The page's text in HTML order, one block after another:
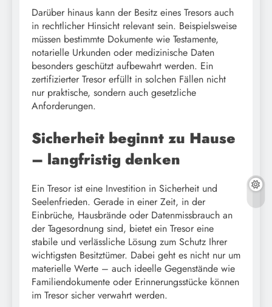
Darüber hinaus kann der Besitz eines Tresors auch
in rechtlicher Hinsicht relevant sein. Beispielsweise
müssen bestimmte Dokumente wie Testamente,
notarielle Urkunden oder medizinische Daten
besonders geschützt aufbewahrt werden. Ein
zertifizierter Tresor erfüllt in solchen Fällen nicht
nur praktische, sondern auch gesetzliche
Anforderungen.
Sicherheit beginnt zu Hause
– langfristig denken
Ein Tresor ist eine Investition in Sicherheit und
Seelenfrieden. Gerade in einer Zeit, in der
Einbrüche, Hausbrände oder Datenmissbrauch an
der Tagesordnung sind, bietet ein Tresor eine
stabile und verlässliche Lösung zum Schutz Ihrer
wichtigsten Besitztümer. Dabei geht es nicht nur um
materielle Werte – auch ideelle Gegenstände wie
Familiendokumente oder Erinnerungsstücke können
im Tresor sicher verwahrt werden.